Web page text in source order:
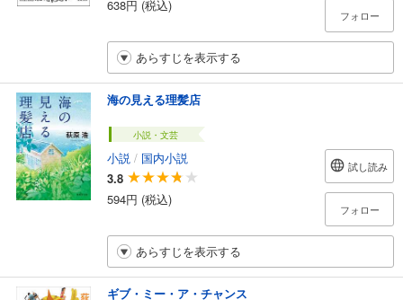
638円 (税込)
フォロー
あらすじを表示する
海の見える理髪店
小説・文芸
小説 / 国内小説
3.8
594円 (税込)
試し読み
フォロー
あらすじを表示する
ギブ・ミー・ア・チャンス